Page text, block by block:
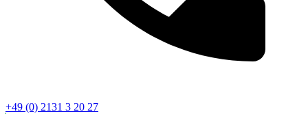
+49 (0) 2131 3 20 27